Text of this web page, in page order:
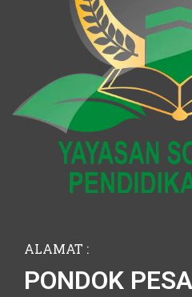
ALAMAT :
PONDOK